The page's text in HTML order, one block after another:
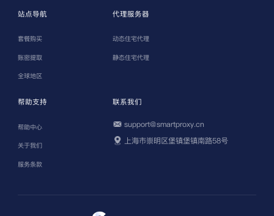
站点导航
套餐购买
账密提取
全球地区
代理服务器
动态住宅代理
静态住宅代理
帮助支持
帮助中心
关于我们
服务条款
联系我们
support@smartproxy.cn
上海市崇明区堡镇堡镇南路58号